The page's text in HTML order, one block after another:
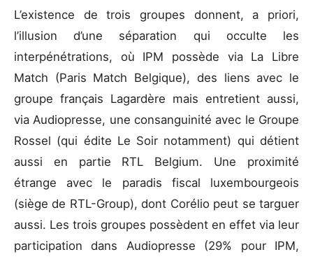
L’existence de trois groupes donnent, a priori,
l’illusion d’une séparation qui occulte les
interpénétrations, où IPM possède via La Libre
Match (Paris Match Belgique), des liens avec le
groupe français Lagardère mais entretient aussi,
via Audiopresse, une consanguinité avec le Groupe
Rossel (qui édite Le Soir notamment) qui détient
aussi en partie RTL Belgium. Une proximité
étrange avec le paradis fiscal luxembourgeois
(siège de RTL-Group), dont Corélio peut se targuer
aussi. Les trois groupes possèdent en effet via leur
participation dans Audiopresse (29% pour IPM,